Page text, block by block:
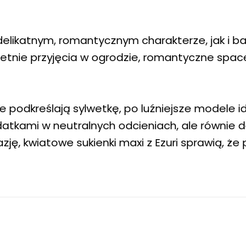
romantycznym charakterze, jak i
przyjęcia w ogrodzie, romantyczne
sylwetkę, po luźniejsze modele
w neutralnych odcieniach, ale równie
kwiatowe sukienki maxi z Ezuri sprawią, że